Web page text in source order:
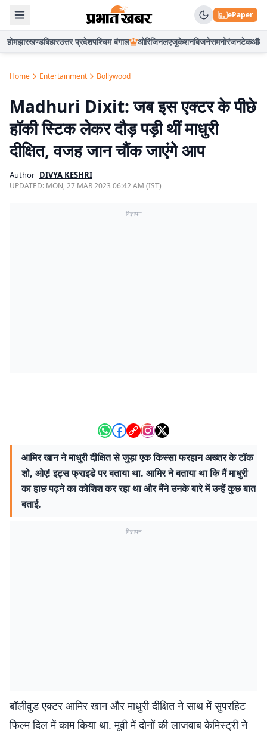
ePaper
होमझारखण्डबिहारउत्तर प्रदेशपश्चिम बंगाल ओरिजिनलएजुकेशनबिजनेसमनोरंजनटेकऑटो
Home Entertainment Bollywood
Madhuri Dixit: जब इस एक्टर के पीछे
हॉकी स्टिक लेकर दौड़ पड़ी थीं माधुरी
दीक्षित, वजह जान चौंक जाएंगे आप
Author DIVYA KESHRI
UPDATED: MON, 27 MAR 2023 06:42 AM (IST)
विज्ञापन
आमिर खान ने माधुरी दीक्षित से जुड़ा एक किस्सा फरहान अख्तर के टॉक
शो, ओए! इट्स फ्राइडे पर बताया था. आमिर ने बताया था कि मैं माधुरी
का हाछ पढ़ने का कोशिश कर रहा था और मैंने उनके बारे में उन्हें कुछ बात
बताई.
विज्ञापन
बॉलीवुड एक्टर आमिर खान और माधुरी दीक्षित ने साथ में सुपरहिट
फिल्म दिल में काम किया था. मूवी में दोनों की लाजवाब केमिस्ट्री ने